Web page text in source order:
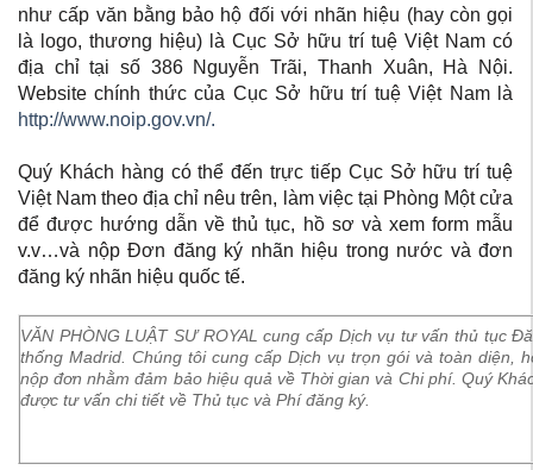
như cấp văn bằng bảo hộ đối với nhãn hiệu (hay còn gọi
là logo, thương hiệu) là Cục Sở hữu trí tuệ Việt Nam có
địa chỉ tại số 386 Nguyễn Trãi, Thanh Xuân, Hà Nội.
Website chính thức của Cục Sở hữu trí tuệ Việt Nam là
http://www.noip.gov.vn/.
Quý Khách hàng có thể đến trực tiếp Cục Sở hữu trí tuệ
Việt Nam theo địa chỉ nêu trên, làm việc tại Phòng Một cửa
để được hướng dẫn về thủ tục, hồ sơ và xem form mẫu
v.v…và nộp Đơn đăng ký nhãn hiệu trong nước và đơn
đăng ký nhãn hiệu quốc tế.
VĂN PHÒNG LUẬT SƯ ROYALcung cấp Dịch vụ tư vấn thủ tục
thống Madrid. Chúng tôi cung cấp Dịch vụ trọn gói và toàn
nộp đơn nhằm đảm bảo hiệu quả về Thời gian và Chi phí. Quý
được tư vấn chi tiết về Thủ tục và Phí đăng ký.